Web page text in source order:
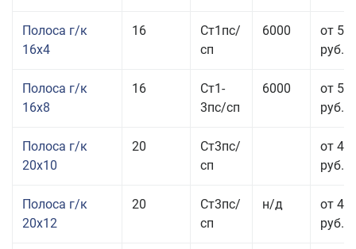
Полоса г/к
16x4
16
Ст1пс/
сп
6000
от 53
руб.
Полоса г/к
16x8
16
Ст1-
3пс/сп
6000
от 57
руб.
Полоса г/к
20x10
20
Ст3пс/
сп
от 43
руб.
Полоса г/к
20x12
20
Ст3пс/
сп
н/д
от 44
руб.